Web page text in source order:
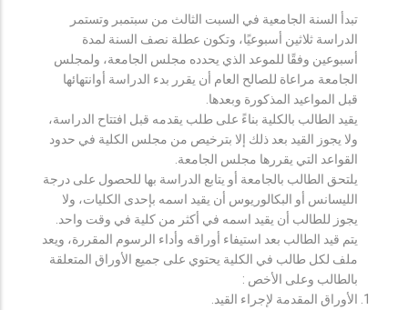
تبدأ السنة الجامعية في السبت الثالث من سبتمبر وتستمر
الدراسة ثلاثين أسبوعيًا، وتكون عطلة نصف السنة لمدة
أسبوعين وفقًا للموعد الذي يحدده مجلس الجامعة، ولمجلس
الجامعة مراعاة للصالح العام أن يقرر بدء الدراسة أوانتهائها
قبل المواعيد المذكورة وبعدها.
يقيد الطالب بالكلية بناءً على طلب يقدمه قبل افتتاح الدراسة،
ولا يجوز القيد بعد ذلك إلا بترخيص من مجلس الكلية في حدود
القواعد التي يقررها مجلس الجامعة.
يلتحق الطالب بالجامعة أو يتابع الدراسة بها للحصول على درجة
الليسانس أو البكالوريوس أن يقيد اسمه بإحدى الكليات، ولا
يجوز للطالب أن يقيد اسمه في أكثر من كلية في وقت واحد.
يتم قيد الطالب بعد استيفاء أوراقه وأداء الرسوم المقررة، ويعد
ملف لكل طالب في الكلية يحتوي على جميع الأوراق المتعلقة
بالطالب وعلى الأخص :
الأوراق المقدمة لإجراء القيد.